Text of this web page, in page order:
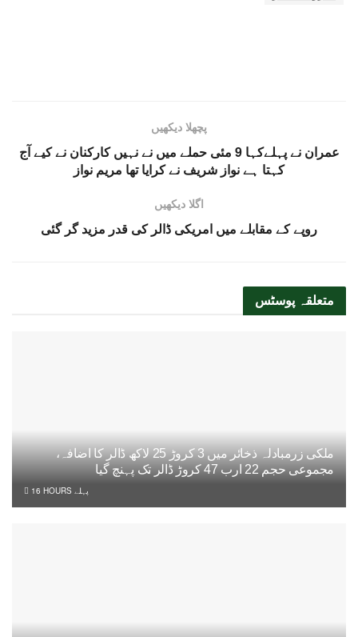
پچھلا دیکھیں
عمران نے پہلےکہا 9 مئی حملے میں نے نہیں کارکنان نے کیے آج
کہتا ہے نواز شریف نے کرایا تھا مریم نواز
اگلا دیکھیں
روپے کے مقابلے میں امریکی ڈالر کی قدر مزید گر گئی
متعلقہ پوسٹس
ملکی زرمبادلہ ذخائر میں 3 کروڑ 25 لاکھ ڈالر کا اضافہ،
مجموعی حجم 22 ارب 47 کروڑ ڈالر تک پہنچ گیا
16 HOURS پہلے